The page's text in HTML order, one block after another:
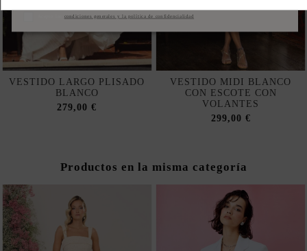
VESTIDO LARGO PLISADO
BLANCO
279,00 €
VESTIDO MIDI BLANCO
CON ESCOTE CON
VOLANTES
299,00 €
Productos en la misma categoría
condiciones generales y la política de confidencialidad